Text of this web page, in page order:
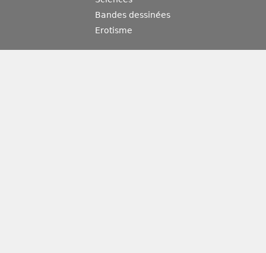
Bandes dessinées
Erotisme